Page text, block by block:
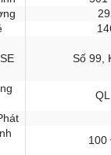
Số 99,
100